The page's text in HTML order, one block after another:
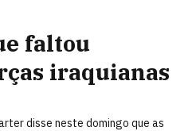
faltou
iraquianas
disse neste domingo que as